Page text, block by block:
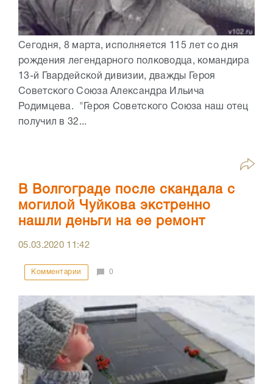
Сегодня, 8 марта, исполняется 115 лет со дня
рождения легендарного полководца, командира
13-й Гвардейской дивизии, дважды Героя
Советского Союза Александра Ильича
Родимцева. "Героя Советского Союза наш отец
получил в 32...
В Волгограде после скандала с
могилой Чуйкова экстренно
нашли деньги на ее ремонт
05.03.2020 11:42
Комментарии 0